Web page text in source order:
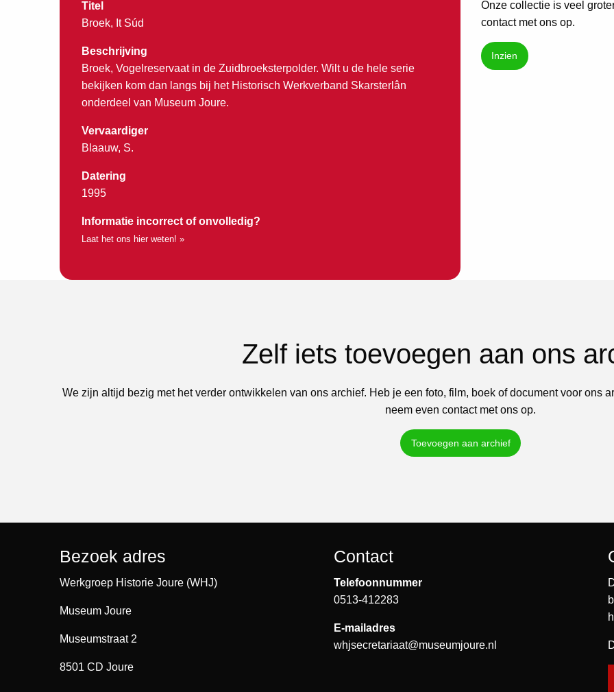
Titel
Broek, It Súd
Beschrijving
Broek, Vogelreservaat in de Zuidbroeksterpolder. Wilt u de hele serie
bekijken kom dan langs bij het Historisch Werkverband Skarsterlân
onderdeel van Museum Joure.
Vervaardiger
Blaauw, S.
Datering
1995
Informatie incorrect of onvolledig?
Laat het ons hier weten! »
Onze collectie is veel
contact met ons op.
Inzien
Zelf iets toevoegen aan ons
We zijn altijd bezig met het verder ontwikkelen van ons archief. Heb je een foto, film, boek of document voor ons
neem even contact met ons op.
Toevoegen aan archief
Bezoek adres
Werkgroep Historie Joure (WHJ)
Museum Joure
Museumstraat 2
8501 CD Joure
Contact
Telefoonnummer
0513-412283
E-mailadres
whjsecretariaat@museumjoure.nl